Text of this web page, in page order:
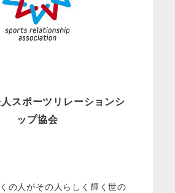
スポーツリレーションシ
ップ協会
の人がその人らしく輝く世の